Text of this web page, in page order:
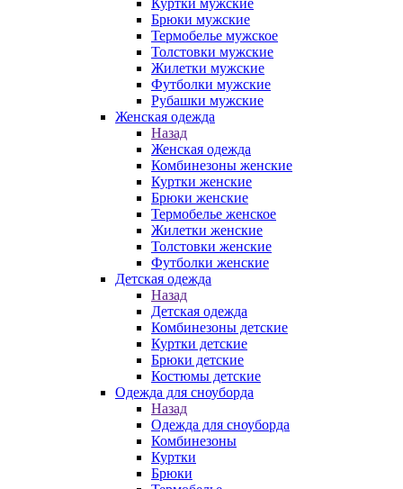
Куртки мужские
Брюки мужские
Термобелье мужское
Толстовки мужские
Жилетки мужские
Футболки мужские
Рубашки мужские
Женская одежда
Назад
Женская одежда
Комбинезоны женские
Куртки женские
Брюки женские
Термобелье женское
Жилетки женские
Толстовки женские
Футболки женские
Детская одежда
Назад
Детская одежда
Комбинезоны детские
Куртки детские
Брюки детские
Костюмы детские
Одежда для сноуборда
Назад
Одежда для сноуборда
Комбинезоны
Куртки
Брюки